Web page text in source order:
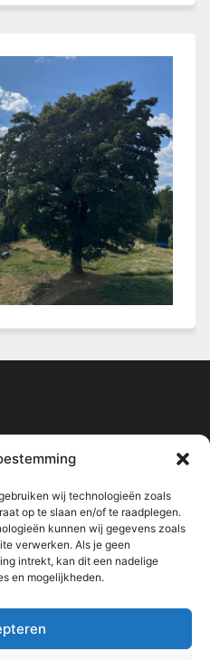
wij technologieën zoals
op te slaan en/of te raadplegen.
kunnen wij gegevens zoals
verwerken. Als je geen
intrekt, kan dit een nadelige
en mogelijkheden.